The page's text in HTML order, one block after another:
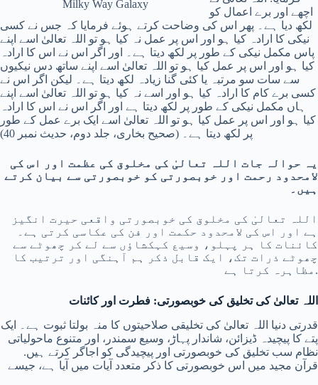
Milky Way Galaxy
اچھے اور برے اعمال کو
لکھ دیا ہے۔ پھر اس کی وضاحت کرتے ہوئے فرمایا کہ جس نے کسی
نیکی کا ارادہ کیا ہو اور اس پر عمل نہ کیا ہو تو اللہ تعالیٰ اسے اپنے
پاس مکمل نیکی کے طور پر لکھ دیتا ہے۔ اور اگر اس نے اس کا ارادہ
کیا ہو اور اس پر عمل کیا ہو تو اللہ تعالیٰ اسے اپنے ساتھ دس نیکیوں
سے سات سو مرتبہ یا کئی گنا زیادہ لکھ دیتا ہے۔ لیکن اگر اس نے
کسی برے کام کا ارادہ کیا ہو اور اسے نہ کیا ہو تو اللہ تعالیٰ اسے اپنے
ہاں مکمل نیکی کے طور پر لکھ دیتا ہے اور اگر اس نے اس کا ارادہ
کیا ہو اور اس پر عمل کیا ہو تو اللہ تعالیٰ اسے ایک برے عمل کے طور
پر لکھ دیتا ہے۔ (صحیح بخاری، جلد دوم، حدیث نمبر 40)
یہ حوالہ جات اللہ تعالیٰ کی مخلوق کی عظمت اور اس کی
لامحدود رحمت اور خوبصورتی کو خوبصورتی سے بیان کرتے
ہیں۔
اللہ تعالیٰ کی مخلوق کی خوبصورتی واقعی حیرت انگیز
ہے اور اس کی لامحدود حکمت اور فن کی عکاسی کرتی ہے۔
کائنات کا ہر پہلو، وسیع کہکشاؤں سے لے کر چھوٹے سے
چھوٹے ذرات تک، ایک قابل ذکر ہم آہنگی اور ترتیب کا
مظاہرہ کرتا ہے.
اللہ تعالیٰ کی تخلیق کی خوبصورتی: فطرت اور کائنات
قدرتی دنیا اللہ تعالیٰ کی تخلیقی صلاحیتوں کا منہ بولتا ثبوت ہے۔ ایک
پتے کا پیچیدہ ڈیزائن، شاندار پہاڑ، وسیع سمندر، اور متنوع ماحولیاتی
نظام سب تخلیق کی خوبصورتی اور پیچیدگی کو اجاگر کرتے ہیں.
قرآن مجید میں اس خوبصورتی کا ذکر متعدد آیات میں آیا ہے، جیسے